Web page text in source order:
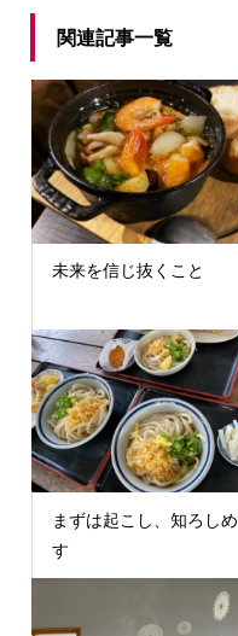
関連記事一覧
未来を信じ抜くこと
まずは起こし、知ろしめ
す